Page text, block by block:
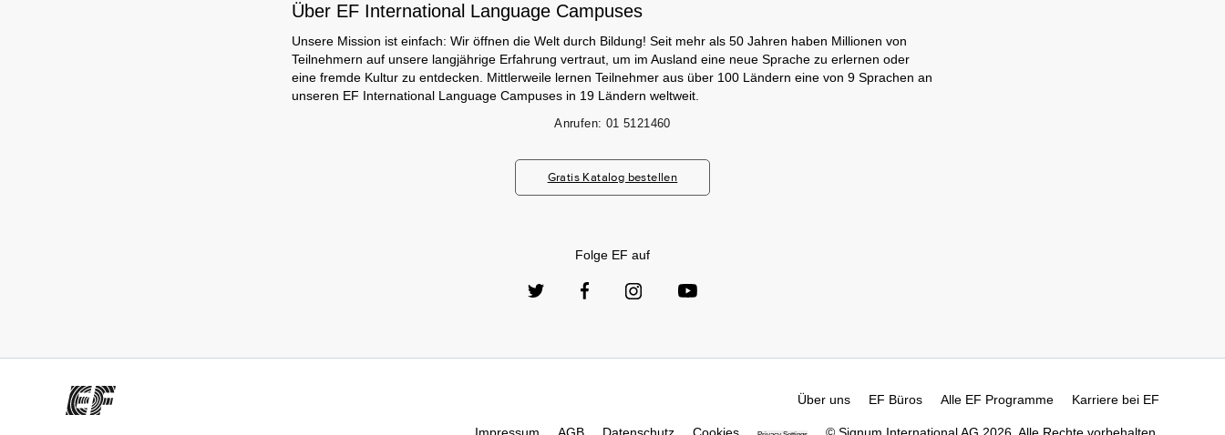
Über EF International Language Campuses
Unsere Mission ist einfach: Wir öffnen die Welt durch Bildung! Seit mehr als 50 Jahren haben Millionen von
Teilnehmern auf unsere langjährige Erfahrung vertraut, um im Ausland eine neue Sprache zu erlernen oder
eine fremde Kultur zu entdecken. Mittlerweile lernen Teilnehmer aus über 100 Ländern eine von 9 Sprachen an
unseren EF International Language Campuses in 19 Ländern weltweit.
Anrufen: 01 5121460
Gratis Katalog bestellen
Folge EF auf
Über uns EF Büros Alle EF Programme Karriere bei EF
Impressum AGB Datenschutz Cookies © Signum International AG 2026. Alle Rechte vorbehalten.